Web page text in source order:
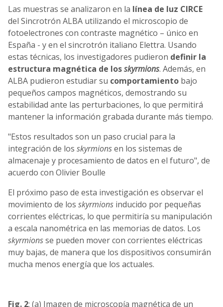
Las muestras se analizaron en la línea de luz CIRCE
del Sincrotrón ALBA utilizando el microscopio de
fotoelectrones con contraste magnético – único en
España - y en el sincrotrón italiano Elettra. Usando
estas técnicas, los investigadores pudieron definir la
estructura magnética de losskyrmions. Además, en
ALBA pudieron estudiar su comportamiento bajo
pequeños campos magnéticos, demostrando su
estabilidad ante las perturbaciones, lo que permitirá
mantener la información grabada durante más tiempo.
"Estos resultados son un paso crucial para la
integración de los skyrmionsen los sistemas de
almacenaje y procesamiento de datos en el futuro", de
acuerdo con Olivier Boulle
El próximo paso de esta investigación es observar el
movimiento de los skyrmions inducido por pequeñas
corrientes eléctricas, lo que permitiría su manipulación
a escala nanométrica en las memorias de datos. Los
skyrmionsse pueden mover con corrientes eléctricas
muy bajas, de manera que los dispositivos consumirán
mucha menos energía que los actuales.
Fig. 2: (a) Imagen de microscopía magnética de un